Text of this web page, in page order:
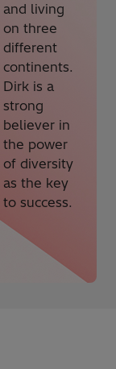
and living
on three
different
continents.
Dirk is a
strong
believer in
the power
of diversity
as the key
to success.